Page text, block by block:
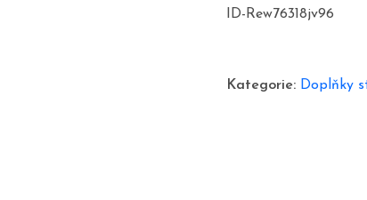
byla:
ID-Rew76318jv96
Kategorie: Doplňky